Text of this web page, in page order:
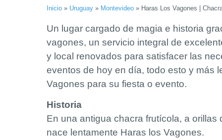
Inicio » Uruguay » Montevideo » Haras Los Vagones |
Un lugar cargado de magia e historia
vagones, un servicio integral de
y local renovados para satisfacer las
eventos de hoy en día, todo esto y más
Vagones para su fiesta o evento.
Historia
En una antigua chacra frutícola, a orillas
nace lentamente Haras los Vagones.